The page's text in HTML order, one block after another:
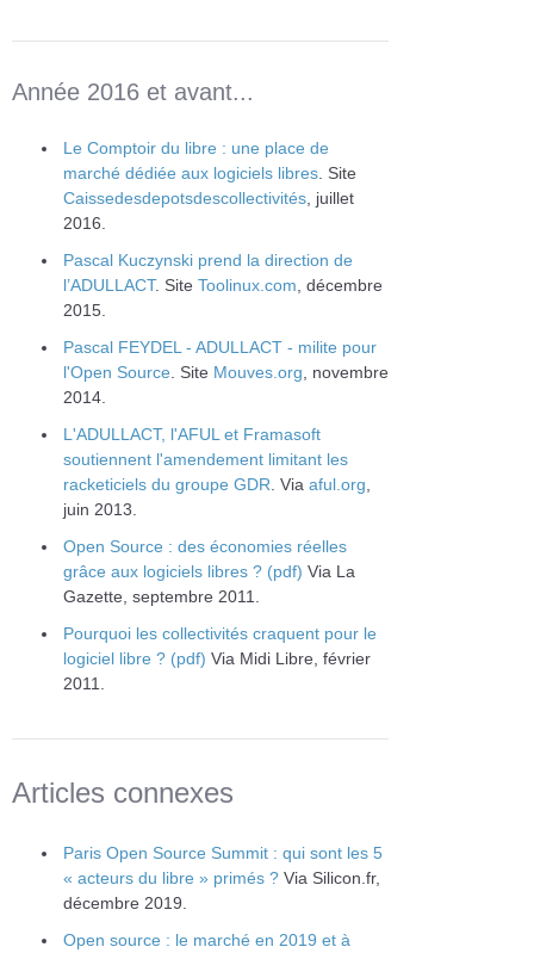
Année 2016 et avant...
Le Comptoir du libre : une place de
marché dédiée aux logiciels libres . Site
Caissedesdepotsdescollectivités , juillet
2016.
Pascal Kuczynski prend la direction de
l’ADULLACT. Site Toolinux.com , décembre
2015.
Pascal FEYDEL - ADULLACT - milite pour
l'Open Source . Site Mouves.org , novembre
2014.
L'ADULLACT, l'AFUL et Framasoft
soutiennent l'amendement limitant les
racketiciels du groupe GDR . Via aful.org
juin 2013.
Open Source : des économies réelles
grâce aux logiciels libres ? (pdf) Via La
Gazette, septembre 2011.
Pourquoi les collectivités craquent pour le
logiciel libre ? (pdf) Via Midi Libre, février
2011.
Articles connexes
Paris Open Source Summit : qui sont les 5
« acteurs du libre » primés ? Via Silicon.fr,
décembre 2019.
Open source : le marché en 2019 et à